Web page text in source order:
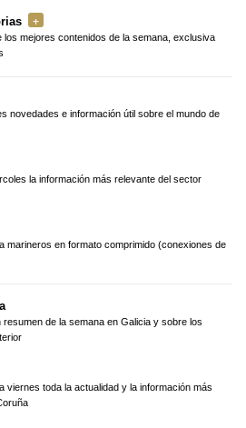
los mejores contenidos de la semana, exclusiva
novedades e información útil sobre el mundo de
la información más relevante del sector
marineros en formato comprimido (conexiones de
resumen de la semana en Galicia y sobre los
viernes toda la actualidad y la información más